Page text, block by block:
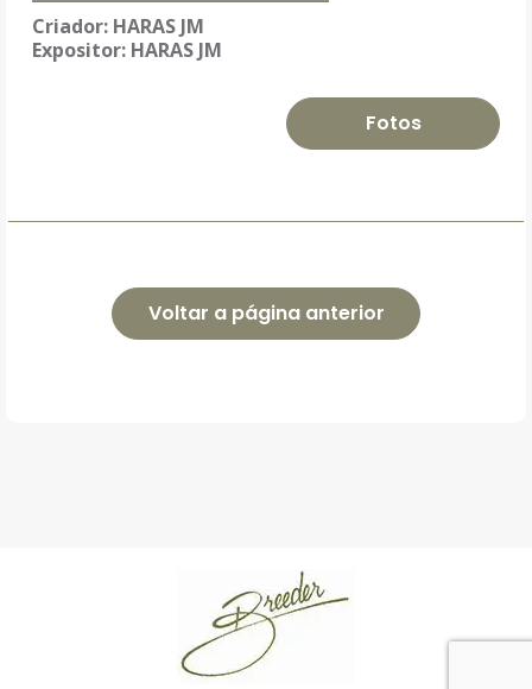
Criador: HARAS JM
Expositor: HARAS JM
Fotos
Voltar a página anterior